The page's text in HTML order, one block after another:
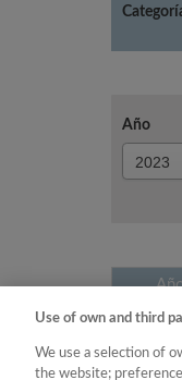
Año
Use of own and third
We use a selection of
the website;